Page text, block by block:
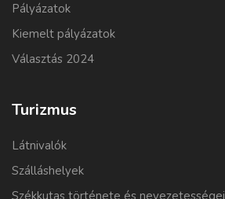
Pályázatok
Kiemelt pályázatok
Választás 2024
Turizmus
Látnivalók
Szálláshelyek